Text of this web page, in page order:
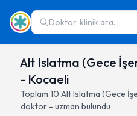
Doktor, klinik ara...
Alt Islatma (Gece
- Kocaeli
Toplam 10 Alt Islatma (Gece
doktor - uzman bulundu